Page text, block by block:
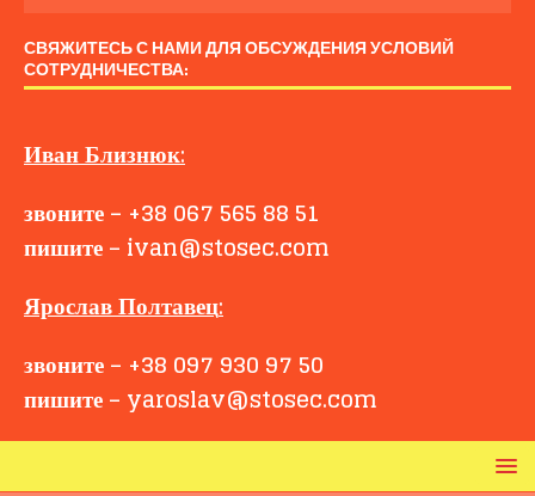
СВЯЖИТЕСЬ С НАМИ ДЛЯ ОБСУЖДЕНИЯ УСЛОВИЙ
СОТРУДНИЧЕСТВА:
ИванБлизнюк:
звоните– +38 067 565 88 51
пишите– ivan@stosec.com
Ярослав Полтавец:
звоните– +38 097 930 97 50
пишите– yaroslav@stosec.com